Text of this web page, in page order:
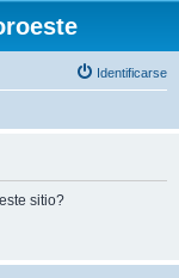
Identificarse
sitio?